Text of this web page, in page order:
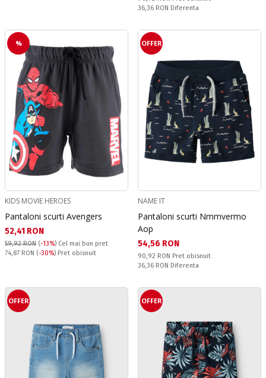
Спестявате:
36,36 RON Diferenta
%
KIDS MOVIE HEROES
Pantaloni scurti Avengers
Текуща цена:
52,41 RON
59,92 RON (-13%) Cel mai bun pret
Pret obisnuit:
74,87 RON (-30%) Pret obisnuit
OFFER
NAME IT
Pantaloni scurti Nmmvermo
Aop
Текуща цена:
54,56 RON
Pret obisnuit:
90,92 RON Pret obisnuit
Спестявате:
36,36 RON Diferenta
OFFER OFFER